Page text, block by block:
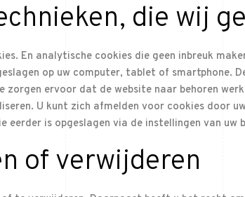
die wij
En analytische cookies die geen inbreuk
op uw computer, tablet of smartphone.
zorgen ervoor dat de website naar behoren
U kunt zich afmelden voor cookies door
is opgeslagen via de instellingen van uw
of verwijderen